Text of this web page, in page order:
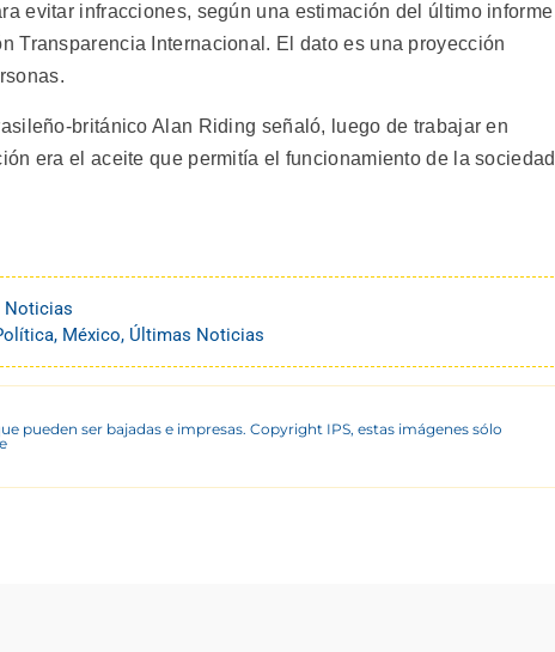
evitar infracciones, según una estimación del último informe
Transparencia Internacional. El dato es una proyección
británico Alan Riding señaló, luego de trabajar en
era el aceite que permitía el funcionamiento de la sociedad
Noticias
, México, Últimas Noticias
pueden ser bajadas e impresas. Copyright IPS, estas imágenes sólo